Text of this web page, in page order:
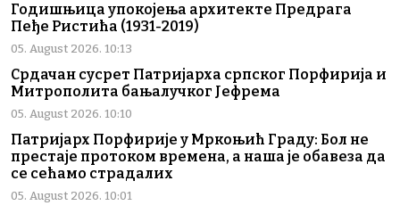
Годишњица упокојења архитекте Предрага
Пеђе Ристића (1931-2019)
05. August 2026. 10:13
Срдачан сусрет Патријарха српског Порфирија и
Митрополита бањалучког Јефрема
05. August 2026. 10:10
Патријарх Порфирије у Мркоњић Граду: Бол не
престаје протоком времена, а наша је обавеза да
се сећамо страдалих
05. August 2026. 10:01